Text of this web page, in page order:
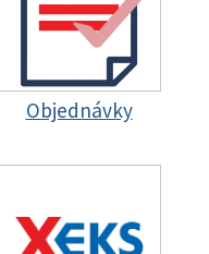
Objednávky